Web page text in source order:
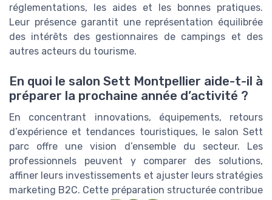
réglementations, les aides et les bonnes pratiques.
Leur présence garantit une représentation équilibrée
des intérêts des gestionnaires de campings et des
autres acteurs du tourisme.
En quoi le salon Sett Montpellier aide-t-il à
préparer la prochaine année d’activité ?
En concentrant innovations, équipements, retours
d’expérience et tendances touristiques, le salon Sett
parc offre une vision d’ensemble du secteur. Les
professionnels peuvent y comparer des solutions,
affiner leurs investissements et ajuster leurs stratégies
marketing B2C. Cette préparation structurée contribue